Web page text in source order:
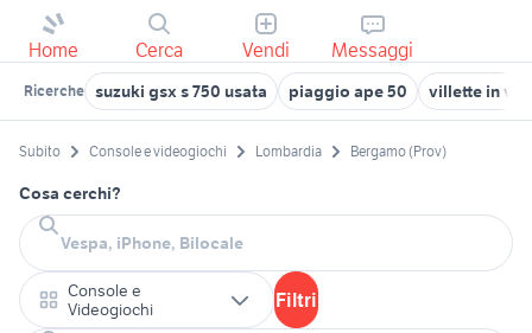
Home Cerca Vendi Messaggi
Ricerche suzuki gsx s 750 usata piaggio ape 50 villette in
Subito Console e videogiochi Lombardia Bergamo (Prov)
Cosa cerchi?
Console e
Videogiochi
Filtri